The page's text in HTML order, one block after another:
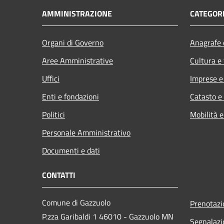
AMMINISTRAZIONE
Organi di Governo
Aree Amministrative
Uffici
Enti e fondazioni
Politici
Personale Amministrativo
Documenti e dati
Cultura
Imprese
Catasto
Mobilità
CONTATTI
Comune di Gazzuolo
P.zza Garibaldi 1 46010 - Gazzuolo MN